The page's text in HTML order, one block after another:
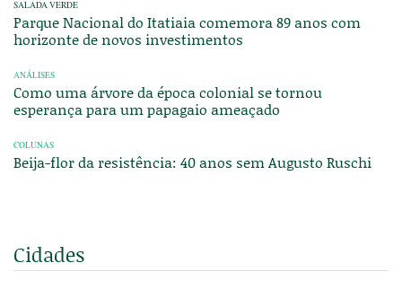
SALADA VERDE
Parque Nacional do Itatiaia comemora 89 anos com
horizonte de novos investimentos
ANÁLISES
Como uma árvore da época colonial se tornou
esperança para um papagaio ameaçado
COLUNAS
Beija-flor da resistência: 40 anos sem Augusto Ruschi
Cidades